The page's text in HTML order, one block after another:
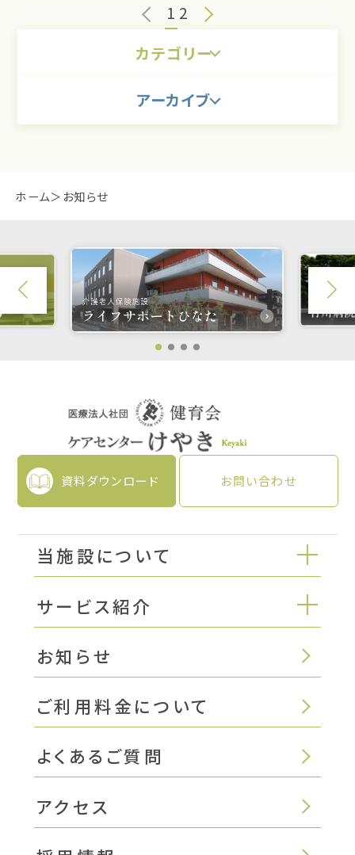
ホーム お知らせ
カテゴリー
アーカイブ
1 2
資料ダウンロード お問い合わせ
当施設について
サービス紹介
お知らせ
ご利用料金について
よくあるご質問
アクセス